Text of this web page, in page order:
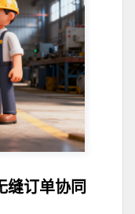
缝订单协同